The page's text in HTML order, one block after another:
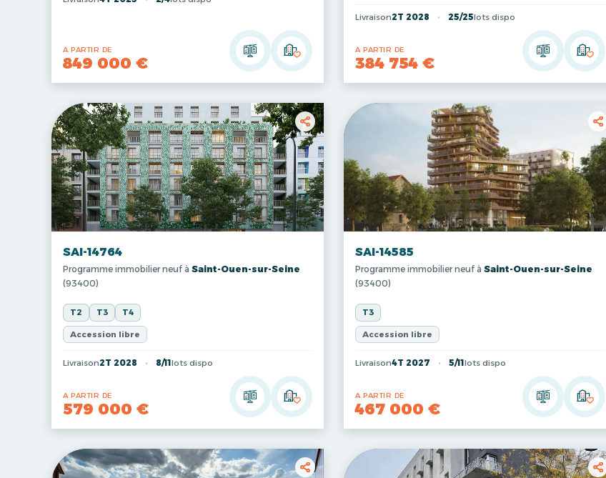
A PARTIR DE
849 000 €
Livraison2T 2028 25/25lots dispo
A PARTIR DE
384 754 €
SAI-14764
Programme immobilier neuf à Saint-Ouen-sur-Seine
(93400)
T2 T3 T4
Accession libre
Livraison2T 2028 8/11 lots dispo
A PARTIR DE
579 000 €
SAI-14585
Programme immobilier neuf àSaint-Ouen-sur-Seine
(93400)
T3
Accession libre
Livraison4T 2027 5/11lots dispo
A PARTIR DE
467 000 €